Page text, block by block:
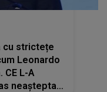
cu strictețe
Leonardo
CE L-A
neașteptat: